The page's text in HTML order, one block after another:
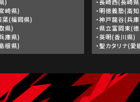
)
崎県)
葉(福岡県)
県)
庫県)
根県)
・長崎西(長崎
・明徳義塾(高
・神戸龍谷(兵
・県立富岡東(
・英明(香川県)
・聖カタリナ(愛